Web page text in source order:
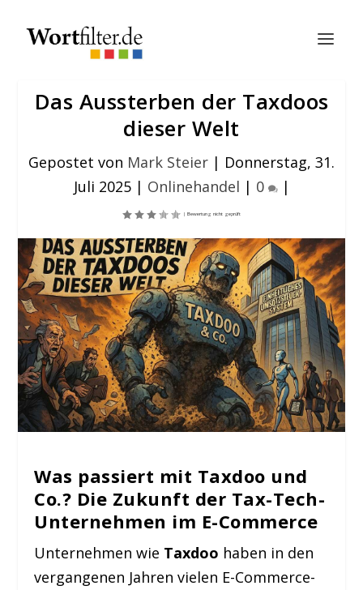
Das Aussterben der Taxdoos
dieser Welt
Gepostet von Mark Steier | Donnerstag, 31.
Juli 2025| Onlinehandel | 0 |
Was passiert mit Taxdoo und
Co.? Die Zukunft der Tax-Tech-
Unternehmen im E-Commerce
Unternehmen wie Taxdoo haben in den
vergangenen Jahren vielen E-Commerce-